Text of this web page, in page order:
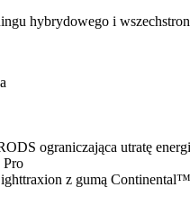
hybrydowego i
ograniczająca utratę
Pro
z gumą Continental™